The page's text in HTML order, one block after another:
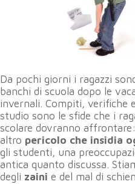
Da pochi giorni i ragazzi
banchi di scuola dopo le
invernali. Compiti, verifiche
studio sono le sfide che i
scolare dovranno affrontare:
altro pericolo che insidia
gli studenti, una
antica quanto discussa.
degli zaini e del mal di